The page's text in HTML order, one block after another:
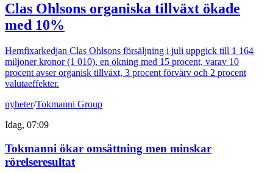
Clas Ohlsons organiska tillväxt ökade
med 10%
Hemfixarkedjan Clas Ohlsons försäljning i juli uppgick till 1 164
miljoner kronor (1 010), en ökning med 15 procent, varav 10
procent avser organisk tillväxt, 3 procent förvärv och 2 procent
valutaeffekter.
nyheter/Tokmanni Group
Idag, 07:09
Tokmanni ökar omsättning men minskar
rörelseresultat